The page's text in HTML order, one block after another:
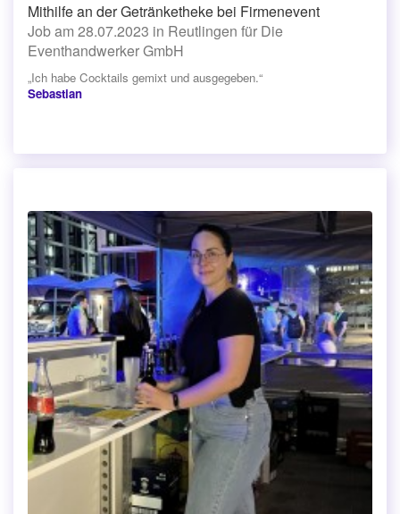
Mithilfe an der Getränketheke bei Firmenevent
Job am 28.07.2023 in Reutlingen für Die
Eventhandwerker GmbH
„Ich habe Cocktails gemixt und ausgegeben.“
Sebastian